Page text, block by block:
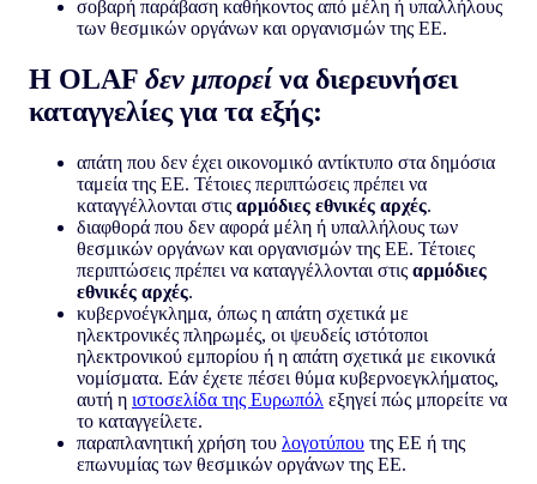
σοβαρή παράβαση καθήκοντος από μέλη ή υπαλλήλους
των θεσμικών οργάνων και οργανισμών της ΕΕ.
Η OLAF δεν μπορείνα διερευνήσει
καταγγελίες για τα εξής:
απάτη που δεν έχει οικονομικό αντίκτυπο στα δημόσια
ταμεία της ΕΕ. Τέτοιες περιπτώσεις πρέπει να
καταγγέλλονται στις αρμόδιες εθνικές αρχές.
διαφθορά που δεν αφορά μέλη ή υπαλλήλους των
θεσμικών οργάνων και οργανισμών της ΕΕ. Τέτοιες
περιπτώσεις πρέπει να καταγγέλλονται στις αρμόδιες
εθνικές αρχές.
κυβερνοέγκλημα, όπως η απάτη σχετικά με
ηλεκτρονικές πληρωμές, οι ψευδείς ιστότοποι
ηλεκτρονικού εμπορίου ή η απάτη σχετικά με εικονικά
νομίσματα. Εάν έχετε πέσει θύμα κυβερνοεγκλήματος,
αυτή η ιστοσελίδα της Ευρωπόλ εξηγεί πώς μπορείτε να
το καταγγείλετε.
παραπλανητική χρήση του λογοτύπου της ΕΕ ή της
επωνυμίας των θεσμικών οργάνων της ΕΕ.